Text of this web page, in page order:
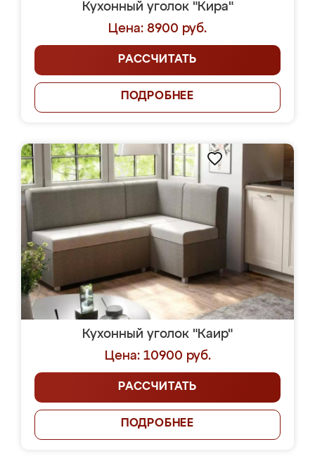
Кухонный уголок "Кира"
Цена: 8900 руб.
РАССЧИТАТЬ
ПОДРОБНЕЕ
Кухонный уголок "Каир"
Цена: 10900 руб.
РАССЧИТАТЬ
ПОДРОБНЕЕ